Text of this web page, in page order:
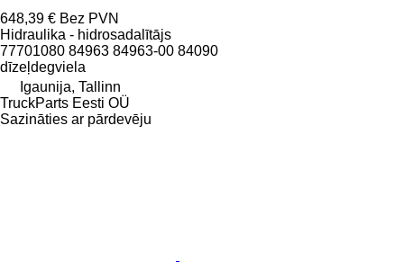
648,39 € Bez PVN
Hidraulika - hidrosadalītājs
77701080 84963 84963-00 84090
dīzeļdegviela
Igaunija, Tallinn
TruckParts Eesti OÜ
Sazināties ar pārdevēju